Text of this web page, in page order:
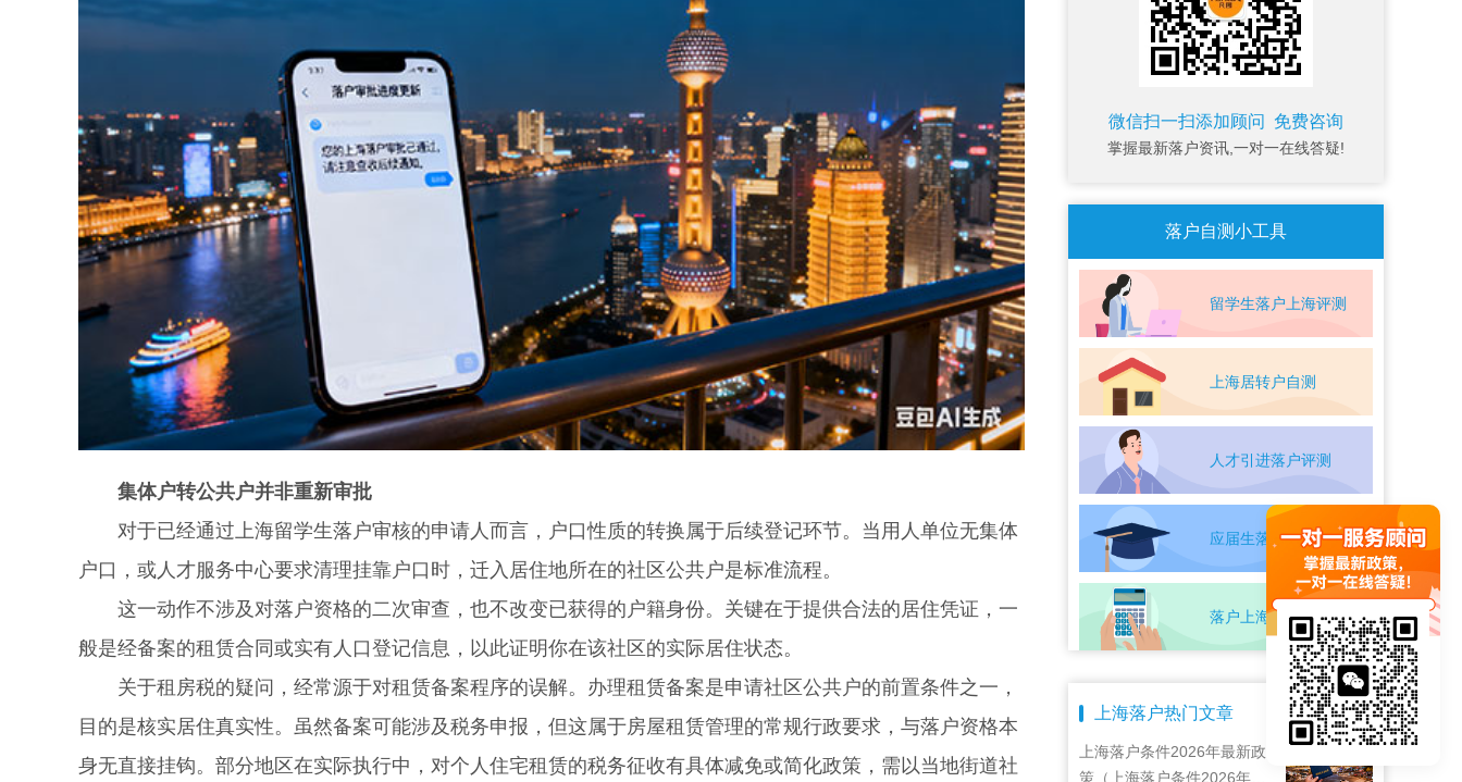
集体户转公共户并非重新审批
对于已经通过上海留学生落户审核的申请人而言，户口性质的转换属于后续登记环节。当用人单位无集体
户口，或人才服务中心要求清理挂靠户口时，迁入居住地所在的社区公共户是标准流程。
这一动作不涉及对落户资格的二次审查，也不改变已获得的户籍身份。关键在于提供合法的居住凭证，一
般是经备案的租赁合同或实有人口登记信息，以此证明你在该社区的实际居住状态。
关于租房税的疑问，经常源于对租赁备案程序的误解。办理租赁备案是申请社区公共户的前置条件之一，
目的是核实居住真实性。虽然备案可能涉及税务申报，但这属于房屋租赁管理的常规行政要求，与落户资格本
身无直接挂钩。部分地区在实际执行中，对个人住宅租赁的税务征收有具体减免或简化政策，需以当地街道社
微信扫一扫添加顾问 免费咨询
掌握最新落户资讯,一对一在线答疑!
落户自测小工具
留学生落户上海评测
上海居转户自测
人才引进落户评测
应届生落户上海自测
落户上海条件自测
上海落户热门文章
上海落户条件2026年最新政
策（上海落户条件2026年最